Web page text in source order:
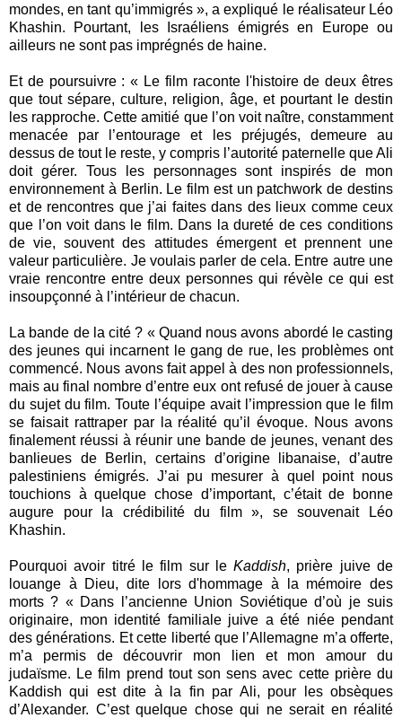
mondes, en tant qu’immigrés », a expliqué le réalisateur Léo
Khashin. Pourtant, les Israéliens émigrés en Europe ou
ailleurs ne sont pas imprégnés de haine.
Et de poursuivre : « Le film raconte l'histoire de deux êtres
que tout sépare, culture, religion, âge, et pourtant le destin
les rapproche. Cette amitié que l’on voit naître, constamment
menacée par l’entourage et les préjugés, demeure au
dessus de tout le reste, y compris l’autorité paternelle que Ali
doit gérer. Tous les personnages sont inspirés de mon
environnement à Berlin. Le film est un patchwork de destins
et de rencontres que j’ai faites dans des lieux comme ceux
que l’on voit dans le film. Dans la dureté de ces conditions
de vie, souvent des attitudes émergent et prennent une
valeur particulière. Je voulais parler de cela. Entre autre une
vraie rencontre entre deux personnes qui révèle ce qui est
insoupçonné à l’intérieur de chacun.
La bande de la cité ? « Quand nous avons abordé le casting
des jeunes qui incarnent le gang de rue, les problèmes ont
commencé. Nous avons fait appel à des non professionnels,
mais au final nombre d’entre eux ont refusé de jouer à cause
du sujet du film. Toute l’équipe avait l’impression que le film
se faisait rattraper par la réalité qu’il évoque. Nous avons
finalement réussi à réunir une bande de jeunes, venant des
banlieues de Berlin, certains d’origine libanaise, d’autre
palestiniens émigrés. J’ai pu mesurer à quel point nous
touchions à quelque chose d’important, c’était de bonne
augure pour la crédibilité du film », se souvenait Léo
Khashin.
Pourquoi avoir titré le film sur leKaddish, prière juive de
louange à Dieu, dite lors d'hommage à la mémoire des
morts ? « Dans l’ancienne Union Soviétique d’où je suis
originaire, mon identité familiale juive a été niée pendant
des générations. Et cette liberté que l’Allemagne m’a offerte,
m’a permis de découvrir mon lien et mon amour du
judaïsme. Le film prend tout son sens avec cette prière du
Kaddish qui est dite à la fin par Ali, pour les obsèques
d’Alexander. C’est quelque chose qui ne serait en réalité